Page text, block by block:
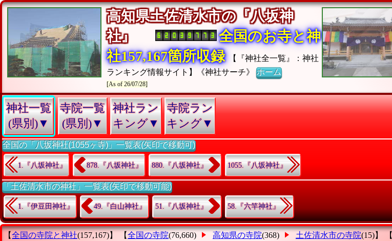
高知県土佐清水市の『八坂神
社』
全国のお寺と神
社157,167箇所収録
【『神社全一覧』：神社
ランキング情報サイト】《神社サーチ》ホーム
[As of 26/07/28]
神社一覧
(県別)▼
寺院一覧
(県別)▼
神社ラン
キング▼
寺院ラン
キング▼
全国の「八坂神社(1055ヶ寺)」一覧表(矢印で移動可)
1.『八坂神社』 878.『八坂神社』 880.『八坂神社』 1055.『八坂神社』
「土佐清水市の神社」一覧表(矢印で移動可能)
1.『伊豆田神社』 49.『白山神社』 51.『八坂神社』 58.『六竿神社』
【全国の寺院と神社(157,167)】 【全国の寺院(76,660) 高知県の寺院(368) 土佐清水市の寺院(15)】 【